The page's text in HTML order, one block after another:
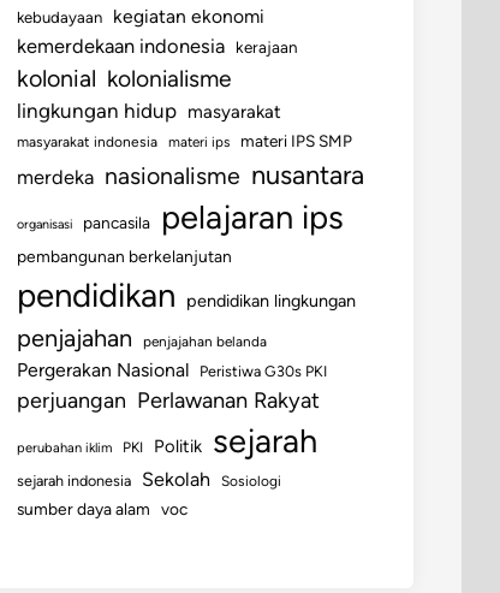
kebudayaan
kegiatan ekonomi
kemerdekaan indonesia kerajaan
kolonial kolonialisme
lingkungan hidup masyarakat
masyarakat indonesia materi ips materi IPS SMP
merdeka nasionalisme nusantara
organisasi pancasila pelajaran ips
pembangunan berkelanjutan
pendidikan pendidikan lingkungan
penjajahan penjajahan belanda
Pergerakan Nasional Peristiwa G30s PKI
perjuangan Perlawanan Rakyat
perubahan iklim PKI Politik sejarah
sejarah indonesia Sekolah Sosiologi
sumber daya alam voc